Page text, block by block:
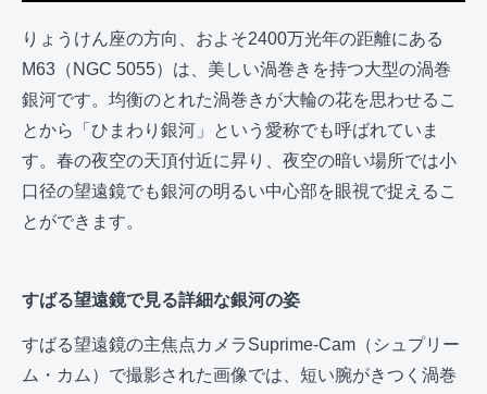
りょうけん座の方向、およそ2400万光年の距離にある
M63（NGC 5055）は、美しい渦巻きを持つ大型の渦巻
銀河です。均衡のとれた渦巻きが大輪の花を思わせるこ
とから「ひまわり銀河」という愛称でも呼ばれていま
す。春の夜空の天頂付近に昇り、夜空の暗い場所では小
口径の望遠鏡でも銀河の明るい中心部を眼視で捉えるこ
とができます。
すばる望遠鏡で見る詳細な銀河の姿
すばる望遠鏡の主焦点カメラSuprime-Cam（シュプリー
ム・カム）で撮影された画像では、短い腕がきつく渦巻